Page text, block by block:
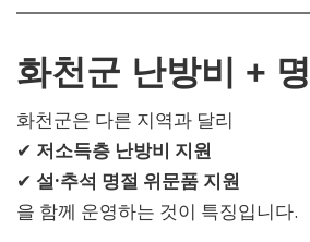
화천군 난방비 +
화천군은 다른 지역과 달리
✔ 저소득층 난방비 지원
✔ 설·추석 명절 위문품 지원
을 함께 운영하는 것이 특징입니다.